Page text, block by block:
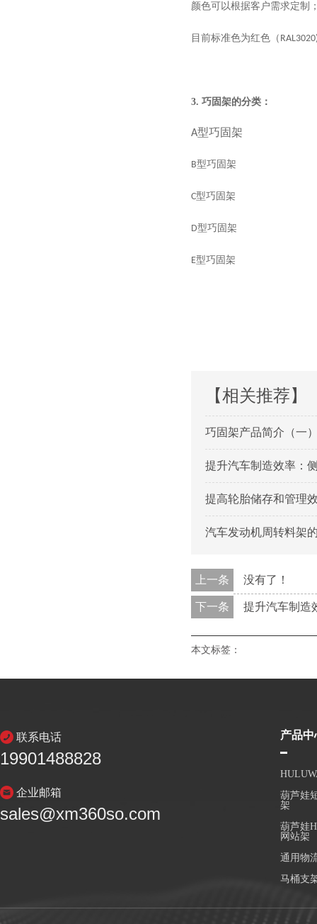
颜色可以根据客户需求定制
目前标准色为红色（
3. 巧固架的分类：
A型巧固架
B型巧固架
C型巧固架
D型巧固架
E型巧固架
【相关推荐】
巧固架产品简介（一
提升汽车制造效率
提高轮胎储存和管理
汽车发动机周转料架
上一条 没有了！
下一条 提升汽车制造
本文标签：
联系电话
19901488828
企业邮箱
sales@xm360so.com
产品中
葫芦娃
架
葫芦娃
网站架
通用物
马桶支